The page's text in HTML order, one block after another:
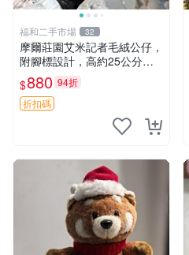
福和二手市場 32
摩爾莊園艾米記者毛絨公仔，
附腳標設計，高約25公分，
全新未拆封，限量珍藏。艾米
記者 毛絨公仔 超萌玩偶
$880 94折
折扣碼